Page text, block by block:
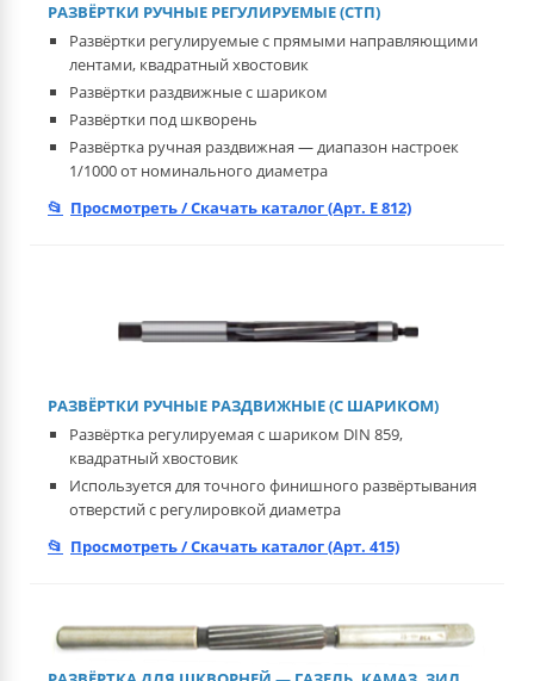
РАЗВЁРТКИ РУЧНЫЕ РЕГУЛИРУЕМЫЕ (СТП)
Развёртки регулируемые с прямыми направляющими
лентами, квадратный хвостовик
Развёртки раздвижные с шариком
Развёртки под шкворень
Развёртка ручная раздвижная — диапазон настроек
1/1000 от номинального диаметра
Просмотреть / Скачать каталог (Арт. E 812)
РАЗВЁРТКИ РУЧНЫЕ РАЗДВИЖНЫЕ (С ШАРИКОМ)
Развёртка регулируемая с шариком DIN 859,
квадратный хвостовик
Используется для точного финишного развёртывания
отверстий с регулировкой диаметра
Просмотреть / Скачать каталог (Арт. 415)